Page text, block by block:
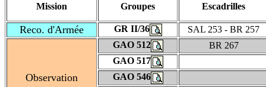
Mission Groupes Escadrilles
Reco. d'Armée GR II/36 SAL 253 - BR 257
Observation
GAO 512
BR 267
GAO 517
GAO 546